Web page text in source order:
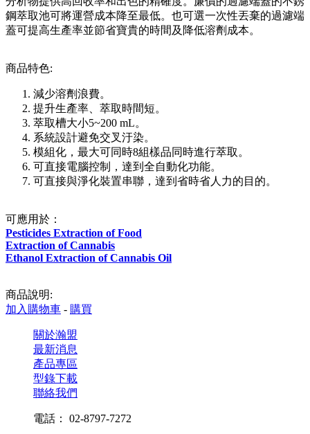
鋼萃取池可將運營成本降至最低。也可選一次性丟棄的過濾端
蓋可提高生產率並節省寶貴的時間及降低溶劑成本。
商品特色:
減少溶劑浪費。
提升生產率、萃取時間短。
萃取槽大小5~200 mL。
系統設計避免交叉汙染。
模組化，最大可同時8組樣品同時進行萃取。
可直接電腦控制，達到全自動化功能。
可直接與淨化裝置串聯，達到省時省人力的目的。
可應用於：
Pesticides Extraction of Food
Extraction of Cannabis
Ethanol Extraction of Cannabis Oil
商品說明:
加入購物車 - 購買
關於瀚盟
最新消息
產品專區
型錄下載
聯絡我們
電話： 02-8797-7272